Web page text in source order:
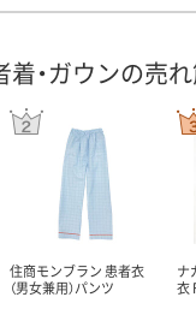
着・ガウンの売
住商モンブラン 患者衣
（男女兼用）パンツ
ナ
衣